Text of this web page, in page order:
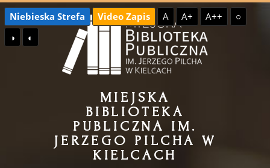
Przejdź
do
treści
Przejdź
do
menu
Niebieska Strefa Video Zapis A A+ A++
○
◑
◐
MIEJSKA
BIBLIOTEKA
PUBLICZNA IM.
JERZEGO PILCHA W
KIELCACH